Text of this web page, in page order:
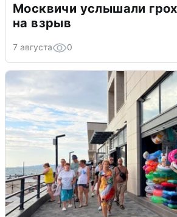
Москвичи услышали
на взрыв
7 августа 0